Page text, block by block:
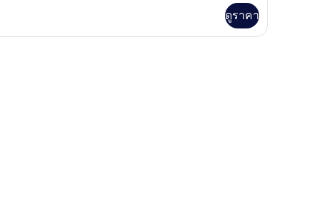
ดูราคา
ำงาน, ผ้าม่านกันแสง